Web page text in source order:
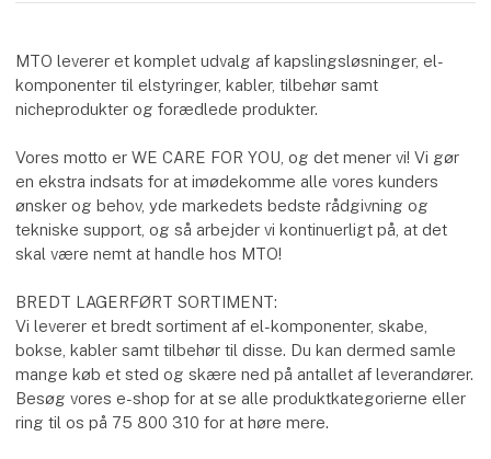
MTO leverer et komplet udvalg af kapslingsløsninger, el-
komponenter til elstyringer, kabler, tilbehør samt
nicheprodukter og forædlede produkter.
Vores motto er WE CARE FOR YOU, og det mener vi! Vi gør
en ekstra indsats for at imødekomme alle vores kunders
ønsker og behov, yde markedets bedste rådgivning og
tekniske support, og så arbejder vi kontinuerligt på, at det
skal være nemt at handle hos MTO!
BREDT LAGERFØRT SORTIMENT:
Vi leverer et bredt sortiment af el-komponenter, skabe,
bokse, kabler samt tilbehør til disse. Du kan dermed samle
mange køb et sted og skære ned på antallet af leverandører.
Besøg vores e-shop for at se alle produktkategorierne eller
ring til os på 75 800 310 for at høre mere.